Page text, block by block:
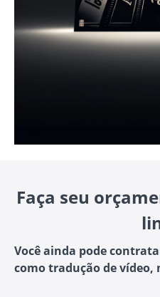
Faça seu
Você ainda pode
como tradução de vídeo,